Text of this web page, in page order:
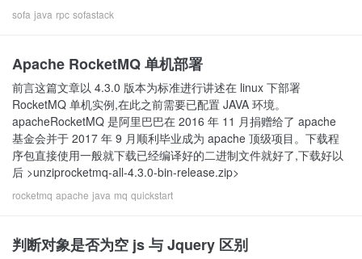
sofa java rpc sofastack
Apache RocketMQ 单机部署
前言这篇文章以 4.3.0 版本为标准进行讲述在 linux 下部署
RocketMQ 单机实例,在此之前需要已配置 JAVA 环境。
apacheRocketMQ 是阿里巴巴在 2016 年 11 月捐赠给了 apache
基金会并于 2017 年 9 月顺利毕业成为 apache 顶级项目。下载程
序包直接使用一般就下载已经编译好的二进制文件就好了,下载好以
后 >unziprocketmq-all-4.3.0-bin-release.zip>
rocketmq apache java mq quickstart
判断对象是否为空 js 与 Jquery 区别